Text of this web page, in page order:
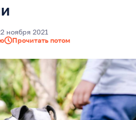
ноября 2021
Прочитать потом